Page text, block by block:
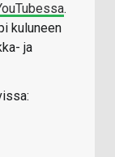
.
kuluneen
ja